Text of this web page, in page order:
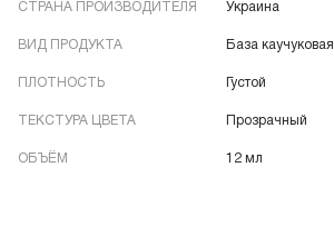
СТРАНА ПРОИЗВОДИТЕЛЯ Украина
ВИД ПРОДУКТА База каучуковая
ПЛОТНОСТЬ Густой
ТЕКСТУРА ЦВЕТА Прозрачный
ОБЪЁМ 12 мл